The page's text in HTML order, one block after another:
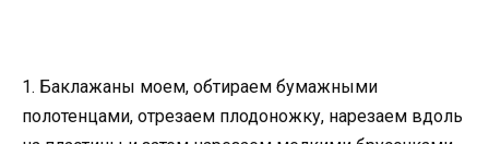
1. Баклажаны моем, обтираем бумажными
полотенцами, отрезаем плодоножку, нарезаем вдоль